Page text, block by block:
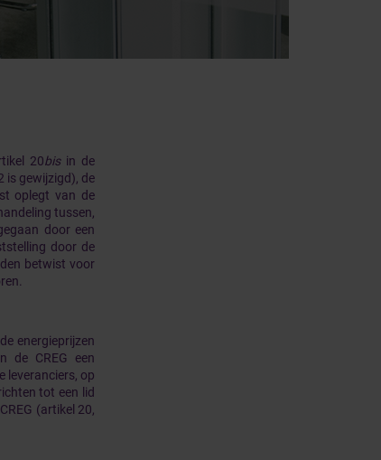
20bisin de
is gewijzigd), de
oplegt van de
tussen,
door een
door de
betwist voor
energieprijzen
de CREG een
leveranciers, op
tot een lid
(artikel 20,